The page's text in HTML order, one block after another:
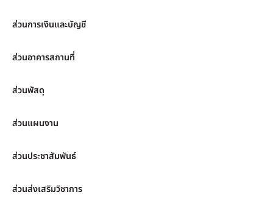
ส่วนการเงินและบัญชี
ส่วนอาคารสถานที่
ส่วนพัสดุ
ส่วนแผนงาน
ส่วนประชาสัมพันธ์
ส่วนส่งเสริมวิชาการ